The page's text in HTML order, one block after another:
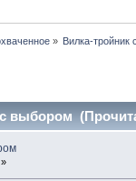
» Вилка-тройник
выбором